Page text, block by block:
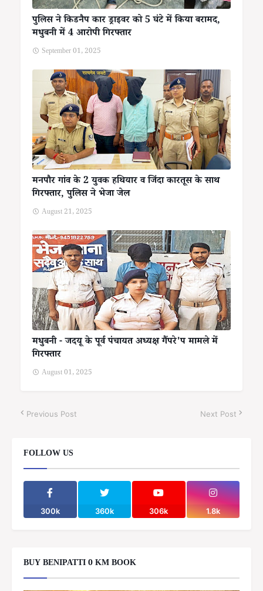
पुलिस ने किडनैप कार ड्राइवर को 5 घंटे में किया बरामद,
मधुबनी में 4 आरोपी गिरफ्तार
September 01, 2025
मनपौर गांव के 2 युवक हथियार व जिंदा कारतूस के साथ
गिरफ्तार, पुलिस ने भेजा जेल
August 21, 2025
मधुबनी - जदयू के पूर्व पंचायत अध्यक्ष गैंपरे'प मामले में
गिरफ्तार
August 01, 2025
Previous Post Next Post
FOLLOW US
300k 360k 306k 1.8k
BUY BENIPATTI 0 KM BOOK